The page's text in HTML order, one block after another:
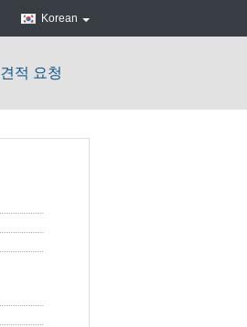
Korean
견적 요청